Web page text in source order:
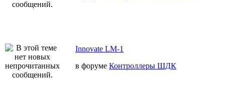
Innovate LM-1
в форуме Контроллеры ШДК